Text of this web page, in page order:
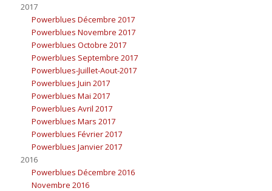
2017
Powerblues Décembre 2017
Powerblues Novembre 2017
Powerblues Octobre 2017
Powerblues Septembre 2017
Powerblues-Juillet-Aout-2017
Powerblues Juin 2017
Powerblues Mai 2017
Powerblues Avril 2017
Powerblues Mars 2017
Powerblues Février 2017
Powerblues Janvier 2017
2016
Powerblues Décembre 2016
Novembre 2016